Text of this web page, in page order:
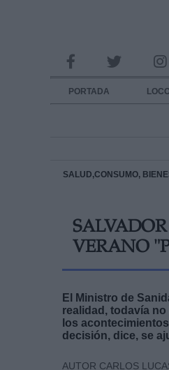
PORTADA
SALUD,CONSUMO,
VERANO
El Ministro de
realidad, todavía
los
decisión, dice, se
AUTOR CARLOS
INFORMACION SOBRE LA
Responsable:
Destinatarios:
link
Información adicional
link